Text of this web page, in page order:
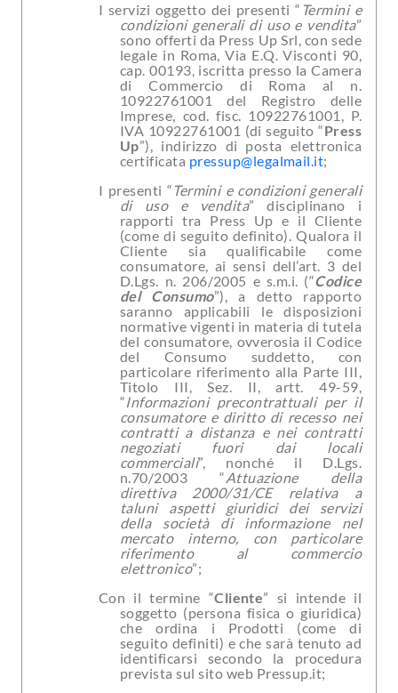
I servizi oggetto dei presenti “ Termini e
condizioni generali di uso e vendita”
sono offerti da Press Up Srl, con sede
legale in Roma, Via E.Q. Visconti 90,
cap. 00193, iscritta presso la Camera
di Commercio di Roma al n.
10922761001 del Registro delle
Imprese, cod. fisc. 10922761001, P.
IVA 10922761001 (di seguito “Press
Up”), indirizzo di posta elettronica
certificata pressup@legalmail.it;
I presenti “ Termini e condizioni generali
di uso e vendita” disciplinano i
rapporti tra Press Up e il Cliente
(come di seguito definito). Qualora il
Cliente sia qualificabile come
consumatore, ai sensi dell’art. 3 del
D.Lgs. n. 206/2005 e s.m.i. (“Codice
del Consumo”), a detto rapporto
saranno applicabili le disposizioni
normative vigenti in materia di tutela
del consumatore, ovverosia il Codice
del Consumo suddetto, con
particolare riferimento alla Parte III,
Titolo III, Sez. II, artt. 49-59,
“Informazioni precontrattuali per il
consumatore e diritto di recesso nei
contratti a distanza e nei contratti
negoziati fuori dai locali
commerciali”, nonché il D.Lgs.
n.70/2003 “Attuazione della
direttiva 2000/31/CE relativa a
taluni aspetti giuridici dei servizi
della società di informazione nel
mercato interno, con particolare
riferimento al commercio
elettronico”;
Con il termine “Cliente” si intende il
soggetto (persona fisica o giuridica)
che ordina i Prodotti (come di
seguito definiti) e che sarà tenuto ad
identificarsi secondo la procedura
prevista sul sito web Pressup.it;